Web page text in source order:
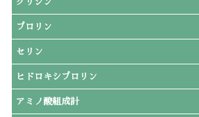
グリシン
プロリン
セリン
ヒドロキシプロリン
アミノ酸組成計